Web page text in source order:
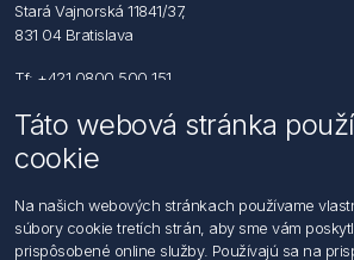
Stará Vajnorská 11841/37,
831 04 Bratislava
Tf: +421 0800 500 151
Email: office@foerch.sk
Kontaktujte nás
Informácie
Táto webová stránka
cookie
Na našich webových stránkach používame
súbory cookie tretích strán, aby sme vám
prispôsobené online služby. Používajú sa na